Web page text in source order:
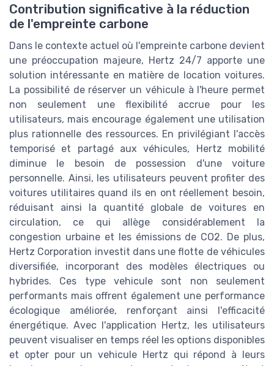
Contribution significative à la réduction
de l'empreinte carbone
Dans le contexte actuel où l'empreinte carbone devient
une préoccupation majeure, Hertz 24/7 apporte une
solution intéressante en matière de location voitures.
La possibilité de réserver un véhicule à l'heure permet
non seulement une flexibilité accrue pour les
utilisateurs, mais encourage également une utilisation
plus rationnelle des ressources. En privilégiant l'accès
temporisé et partagé aux véhicules, Hertz mobilité
diminue le besoin de possession d'une voiture
personnelle. Ainsi, les utilisateurs peuvent profiter des
voitures utilitaires quand ils en ont réellement besoin,
réduisant ainsi la quantité globale de voitures en
circulation, ce qui allège considérablement la
congestion urbaine et les émissions de CO2. De plus,
Hertz Corporation investit dans une flotte de véhicules
diversifiée, incorporant des modèles électriques ou
hybrides. Ces type vehicule sont non seulement
performants mais offrent également une performance
écologique améliorée, renforçant ainsi l'efficacité
énergétique. Avec l'application Hertz, les utilisateurs
peuvent visualiser en temps réel les options disponibles
et opter pour un vehicule Hertz qui répond à leurs